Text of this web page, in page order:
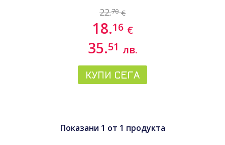
22.70 €
18.16 €
35.51 лв.
КУПИ СЕГА
Показани 1 от 1 продукта